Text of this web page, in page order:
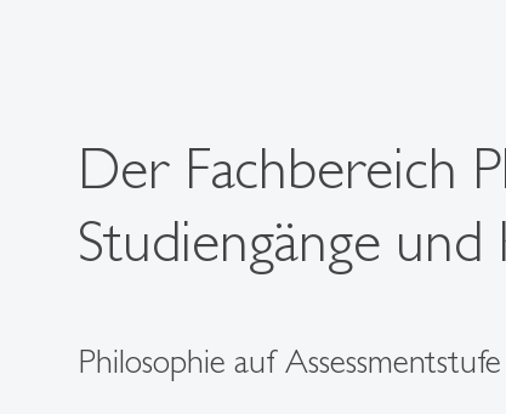
Der Fachbereich
Studiengänge und
Philosophie auf Assessmentstufe